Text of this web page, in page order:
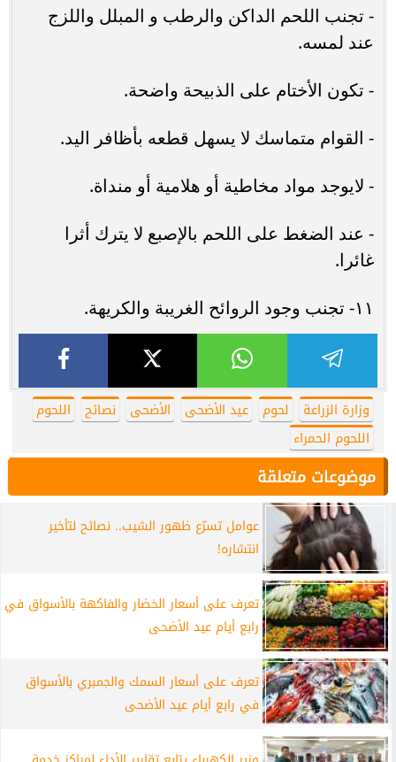
- تجنب اللحم الداكن والرطب و المبلل واللزج
عند لمسه.
- تكون الأختام على الذبيحة واضحة.
- القوام متماسك لا يسهل قطعه بأظافر اليد.
- لايوجد مواد مخاطية أو هلامية أو منداة.
- عند الضغط على اللحم بالإصبع لا يترك أثرا
غائرا.
١١- تجنب وجود الروائح الغريبة والكريهة.
وزارة الزراعة لحوم عيد الأضحى الأضحى نصائح
اللحوم
اللحوم الحمراء
موضوعات متعلقة
عوامل تسرّع ظهور الشيب.. نصائح لتأخير
انتشاره!
تعرف على أسعار الخضار والفاكهة بالأسواق في
رابع أيام عيد الأضحى
تعرف على أسعار السمك والجمبري بالأسواق
في رابع أيام عيد الأضحى